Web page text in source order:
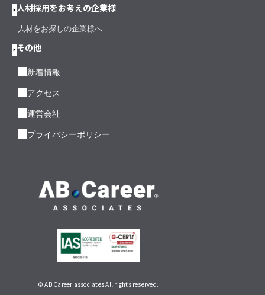
人材採用をお考えの企業様
人材をお探しの企業様へ
その他
新着情報
アクセス
運営会社
プライバシーポリシー
© AB Career associates All rights reserved.